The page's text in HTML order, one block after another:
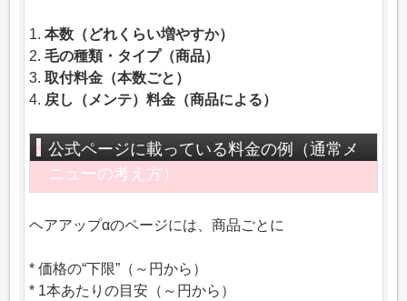
1. 本数（どれくらい増やすか）
2. 毛の種類・タイプ（商品）
3. 取付料金（本数ごと）
4. 戻し（メンテ）料金（商品による）
公式ページに載っている料金の例（通常メ
ニューの考え方）
ヘアアップαのページには、商品ごとに
* 価格の“下限”（～円から）
* 1本あたりの目安（～円から）